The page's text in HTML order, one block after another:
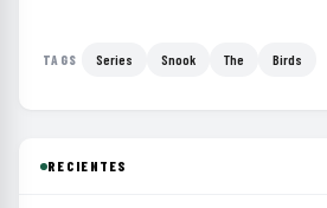
TAGS Series Snook The Birds
RECIENTES